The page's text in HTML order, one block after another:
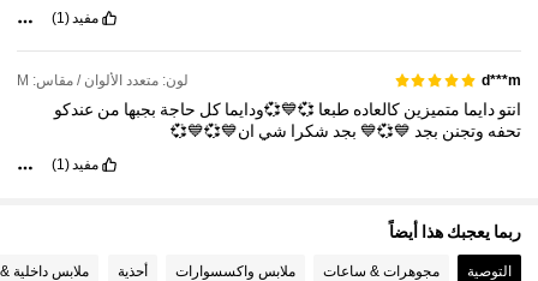
مفيد(1)
d***m لون: متعدد الألوان / مقاس: M
انتودايما متميزينكالعادهطبعا💞💙💞ودايماكل حاجة بجبها من عندكو
تحفه وتجنن بجد 💙💞💙 بجد شكرا شي ان💙💞💙💞
مفيد(1)
ربما يعجبك هذا أيضاً
التوصية مجوهرات & ساعات ملابس واكسسوارات أحذية ملابس داخلية